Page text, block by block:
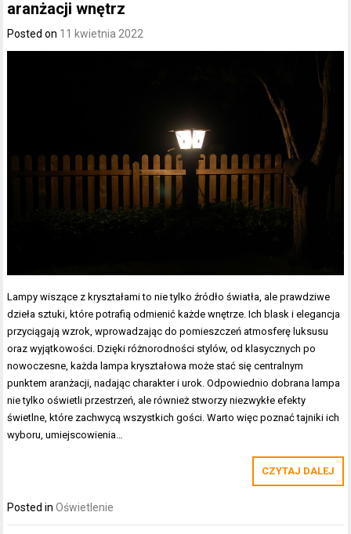
aranżacji wnętrz
Posted on 11 kwietnia 2022
Lampy wiszące z kryształami to nie tylko źródło światła, ale prawdziwe
dzieła sztuki, które potrafią odmienić każde wnętrze. Ich blask i elegancja
przyciągają wzrok, wprowadzając do pomieszczeń atmosferę luksusu
oraz wyjątkowości. Dzięki różnorodności stylów, od klasycznych po
nowoczesne, każda lampa kryształowa może stać się centralnym
punktem aranżacji, nadając charakter i urok. Odpowiednio dobrana lampa
nie tylko oświetli przestrzeń, ale również stworzy niezwykłe efekty
świetlne, które zachwycą wszystkich gości. Warto więc poznać tajniki ich
wyboru, umiejscowienia…
CZYTAJ DALEJ
Posted inOświetlenie